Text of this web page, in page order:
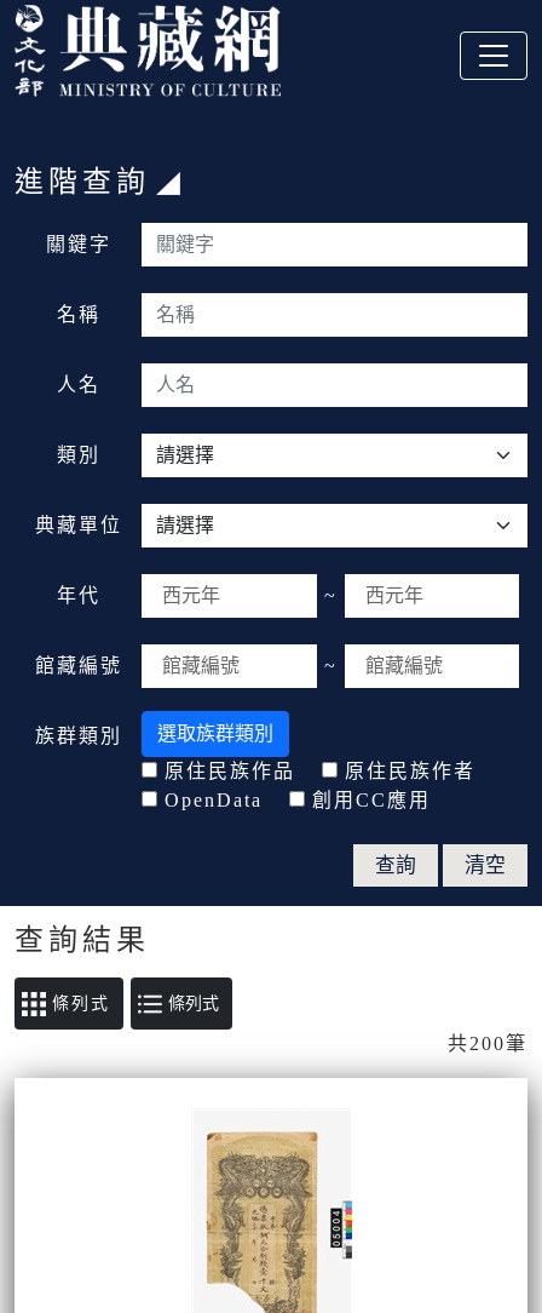
跳到主要內容
:::
:::
進階查詢
關鍵字
名稱
人名
類別
典藏單位
年代 ~
館藏編號 ~
族群類別
選取族群類別
原住民族作品
原住民族作者
OpenData
創用CC應用
查詢結果
條列式
共200筆